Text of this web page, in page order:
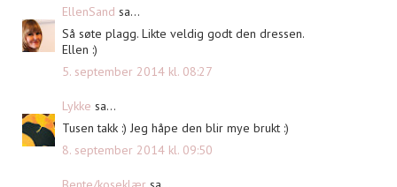
EllenSand sa...
Så søte plagg. Likte veldig godt den dressen.
Ellen :)
5. september 2014 kl. 08:27
Lykke sa...
Tusen takk :) Jeg håpe den blir mye brukt :)
8. september 2014 kl. 09:50